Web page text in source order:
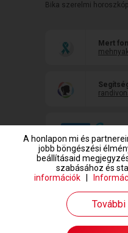
Bika szerelmi horoszkóp
Mert
www.randivonal.hu ©
A honlapon mi és
jobb böngészési
beállításaid
szabásához és
információk